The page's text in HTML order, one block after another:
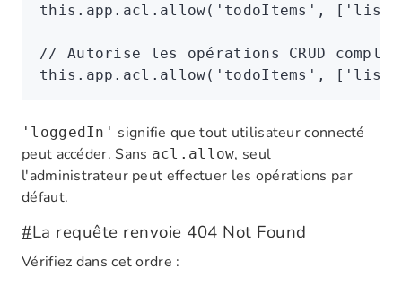
this . app . acl .allow( 'todoItems' , [ 'list'
// Autorise les opérations CRUD
this . app . acl .allow( 'todoItems' , [ 'list'
'loggedIn' signifie que tout utilisateur connecté
peut accéder. Sans acl.allow, seul
l'administrateur peut effectuer les opérations par
défaut.
#La requête renvoie 404 Not Found
Vérifiez dans cet ordre :